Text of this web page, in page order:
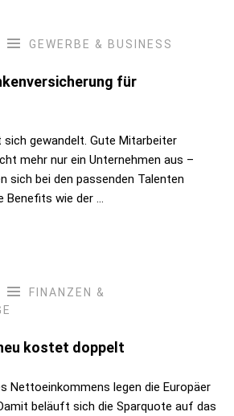
GEWERBE & BUSINESS
für
gewandelt. Gute Mitarbeiter
mehr nur ein Unternehmen aus –
sich bei den passenden Talenten
Benefits wie der …
FINANZEN &
kostet doppelt
Nettoeinkommens legen die Europäer
beläuft sich die Sparquote auf das